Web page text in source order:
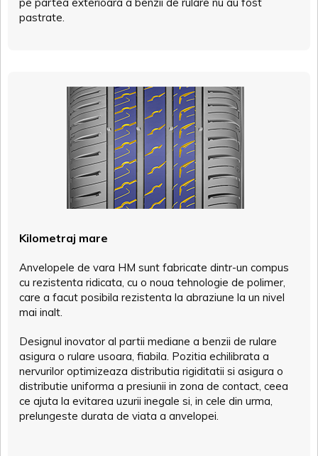
pastrate.
Kilometraj mare
Anvelopele de vara HM sunt fabricate dintr-un compus
cu rezistenta ridicata, cu o noua tehnologie de polimer,
care a facut posibila rezistenta la abraziune la un nivel
mai inalt.
Designul inovator al partii mediane a benzii de rulare
asigura o rulare usoara, fiabila. Pozitia echilibrata a
nervurilor optimizeaza distributia rigiditatii si asigura o
distributie uniforma a presiunii in zona de contact, ceea
ce ajuta la evitarea uzurii inegale si, in cele din urma,
prelungeste durata de viata a anvelopei.